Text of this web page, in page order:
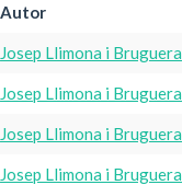
Autor
Josep Llimona i Bruguera
Josep Llimona i Bruguera
Josep Llimona i Bruguera
Josep Llimona i Bruguera